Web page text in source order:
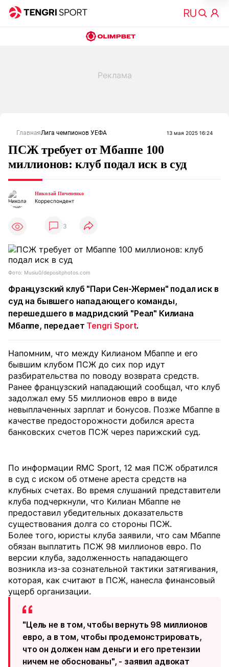
ГлавнаяЛига чемпионов УЕФА 13 мая 2025 16:24
ПСЖ требует от Мбаппе 100
миллионов: клуб подал иск в суд
Николай Пичененко
Корреспондент
3
Фото: Musiu0/depositphotos.com
Французский клуб "Пари Сен-Жермен" подал иск в
суд на бывшего нападающего команды,
перешедшего в мадридский "Реал" Килиана
Мбаппе, передает Tengri Sport.
Напомним, что между Килианом Мбаппе и его
бывшим клубом ПСЖ до сих пор идут
разбирательства по поводу возврата средств.
Ранее французский нападающий сообщал, что клуб
задолжал ему 55 миллионов евро в виде
невыплаченных зарплат и бонусов. Позже Мбаппе в
качестве предосторожности добился ареста
банковских счетов ПСЖ через парижский суд.
По информации RMC Sport, 12 мая ПСЖ обратился
в суд с иском об отмене ареста средств на
клубных счетах. Во время слушаний представители
клуба подчеркнули, что Килиан Мбаппе не
предоставил убедительных доказательств
существования долга со стороны ПСЖ.
Более того, юристы клуба заявили, что сам Мбаппе
обязан выплатить ПСЖ 98 миллионов евро. По
версии клуба, задолженность нападающего
возникла из-за сознательной тактики затягивания,
которая, как считают в ПСЖ, нанесла финансовый
ущерб организации.
"Цель не в том, чтобы вернуть 98 миллионов
евро, а в том, чтобы продемонстрировать,
что он должен нам деньги и его претензии
ничем не обоснованы", - заявил адвокат